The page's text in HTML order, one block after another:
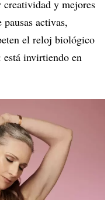
creatividad y mejores
activas,
el reloj biológico
está invirtiendo en